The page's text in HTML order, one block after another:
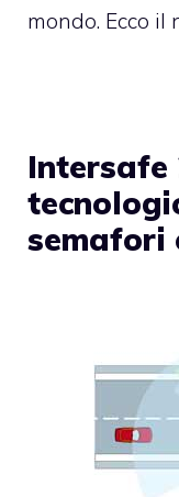
mondo. Ecco il
Intersafe
semafori